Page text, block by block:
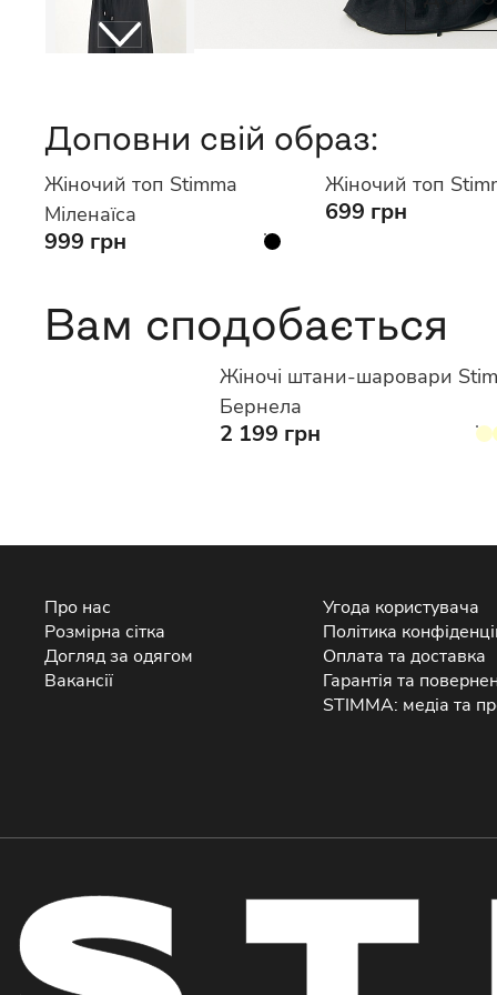
Доповни свій образ:
Жіночий топ Stimma
Міленаїса
999 грн
Жіночий топ
699 грн
Вам сподобається
Жіночі штани-шаровари
Бернела
2 199 грн
Про нас
Розмірна сітка
Догляд за одягом
Вакансії
Угода користувача
Політика
Оплата та доставка
Гарантія та
STIMMA: медіа та